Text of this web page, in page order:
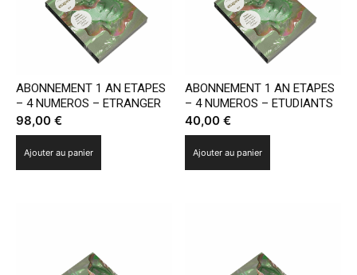
ABONNEMENT 1 AN ETAPES
– 4 NUMEROS – ETRANGER
98,00 €
Ajouter au panier
ABONNEMENT 1 AN ETAPES
– 4 NUMEROS – ETUDIANTS
40,00€
Ajouter au panier